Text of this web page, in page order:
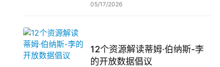
05/17/2026
12个资源解读蒂姆·伯纳斯-李
的开放数据倡议